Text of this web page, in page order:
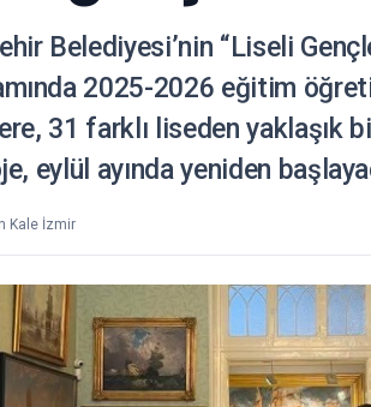
Belediyesi’nin “Liseli
2025-2026 eğitim
31 farklı liseden yaklaşık
eylül ayında yeniden
Kale İzmir